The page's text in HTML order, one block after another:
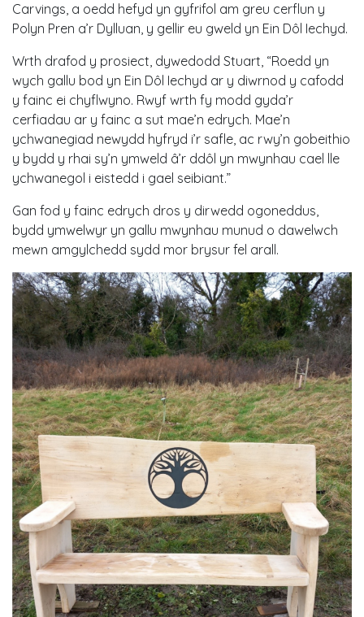
Carvings, a oedd hefyd yn gyfrifol am greu cerflun y
Polyn Pren a’r Dylluan, y gellir eu gweld yn Ein Dôl Iechyd.
Wrth drafod y prosiect, dywedodd Stuart, “Roedd yn
wych gallu bod yn Ein Dôl Iechyd ar y diwrnod y cafodd
y fainc ei chyflwyno. Rwyf wrth fy modd gyda’r
cerfiadau ar y fainc a sut mae’n edrych. Mae’n
ychwanegiad newydd hyfryd i’r safle, ac rwy’n gobeithio
y bydd y rhai sy’n ymweld â’r ddôl yn mwynhau cael lle
ychwanegol i eistedd i gael seibiant.”
Gan fod y fainc edrych dros y dirwedd ogoneddus,
bydd ymwelwyr yn gallu mwynhau munud o dawelwch
mewn amgylchedd sydd mor brysur fel arall.